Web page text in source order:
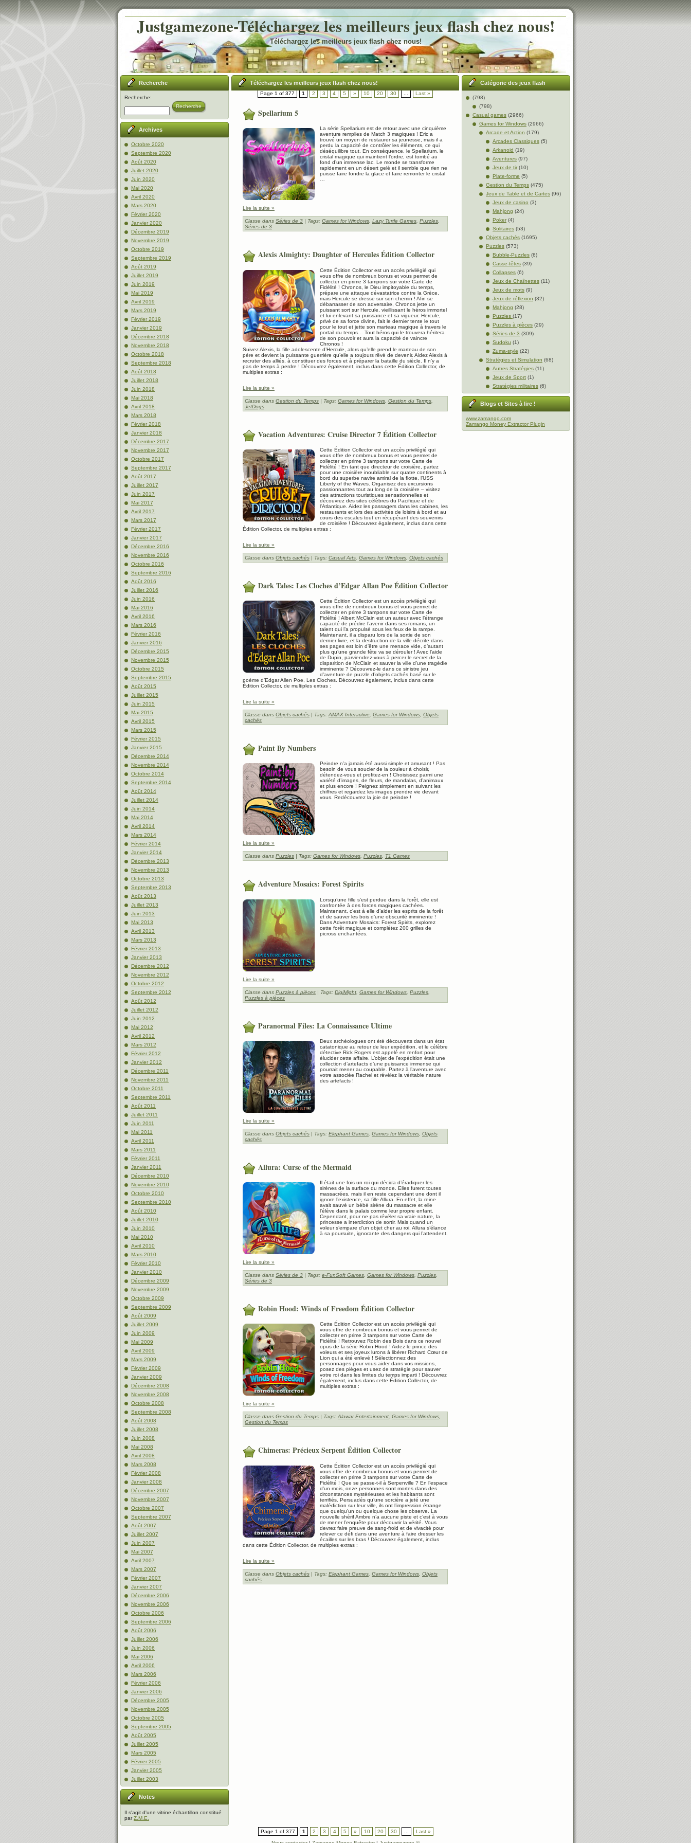
Justgamezone-Téléchargez les meilleurs jeux flash chez nous!
Téléchargez les meilleurs jeux flash chez nous!
Recherche
Recherche:
Recherche
Archives
Octobre 2020
Septembre 2020
Août 2020
Juillet 2020
Juin 2020
Mai 2020
Avril 2020
Mars 2020
Février 2020
Janvier 2020
Décembre 2019
Novembre 2019
Octobre 2019
Septembre 2019
Août 2019
Juillet 2019
Juin 2019
Mai 2019
Avril 2019
Mars 2019
Février 2019
Janvier 2019
Décembre 2018
Novembre 2018
Octobre 2018
Septembre 2018
Août 2018
Juillet 2018
Juin 2018
Mai 2018
Avril 2018
Mars 2018
Février 2018
Janvier 2018
Décembre 2017
Novembre 2017
Octobre 2017
Septembre 2017
Août 2017
Juillet 2017
Juin 2017
Mai 2017
Avril 2017
Mars 2017
Février 2017
Janvier 2017
Décembre 2016
Novembre 2016
Octobre 2016
Septembre 2016
Août 2016
Juillet 2016
Juin 2016
Mai 2016
Avril 2016
Mars 2016
Février 2016
Janvier 2016
Décembre 2015
Novembre 2015
Octobre 2015
Septembre 2015
Août 2015
Juillet 2015
Juin 2015
Mai 2015
Avril 2015
Mars 2015
Février 2015
Janvier 2015
Décembre 2014
Novembre 2014
Octobre 2014
Septembre 2014
Août 2014
Juillet 2014
Juin 2014
Mai 2014
Avril 2014
Mars 2014
Février 2014
Janvier 2014
Décembre 2013
Novembre 2013
Octobre 2013
Septembre 2013
Août 2013
Juillet 2013
Juin 2013
Mai 2013
Avril 2013
Mars 2013
Février 2013
Janvier 2013
Décembre 2012
Novembre 2012
Octobre 2012
Septembre 2012
Août 2012
Juillet 2012
Juin 2012
Mai 2012
Avril 2012
Mars 2012
Février 2012
Janvier 2012
Décembre 2011
Novembre 2011
Octobre 2011
Septembre 2011
Août 2011
Juillet 2011
Juin 2011
Mai 2011
Avril 2011
Mars 2011
Février 2011
Janvier 2011
Décembre 2010
Novembre 2010
Octobre 2010
Septembre 2010
Août 2010
Juillet 2010
Juin 2010
Mai 2010
Avril 2010
Mars 2010
Février 2010
Janvier 2010
Décembre 2009
Novembre 2009
Octobre 2009
Septembre 2009
Août 2009
Juillet 2009
Juin 2009
Mai 2009
Avril 2009
Mars 2009
Février 2009
Janvier 2009
Décembre 2008
Novembre 2008
Octobre 2008
Septembre 2008
Août 2008
Juillet 2008
Juin 2008
Mai 2008
Avril 2008
Mars 2008
Février 2008
Janvier 2008
Décembre 2007
Novembre 2007
Octobre 2007
Septembre 2007
Août 2007
Juillet 2007
Juin 2007
Mai 2007
Avril 2007
Mars 2007
Février 2007
Janvier 2007
Décembre 2006
Novembre 2006
Octobre 2006
Septembre 2006
Août 2006
Juillet 2006
Juin 2006
Mai 2006
Avril 2006
Mars 2006
Février 2006
Janvier 2006
Décembre 2005
Novembre 2005
Octobre 2005
Septembre 2005
Août 2005
Juillet 2005
Mars 2005
Février 2005
Janvier 2005
Juillet 2003
Notes
Il s'agit d'une vitrine échantillon constitué
parZ.M.E.
Téléchargez les meilleurs jeux flash chez nous!
Page 1 of 377 1 2 3 4 5 » 10 20 30 Last »
Spellarium 5
La série Spellarium est de retour avec une cinquième
aventure remplies de Match 3 magiques ! Eric a
trouvé un moyen de restaurer sa jeunesse, mais il a
perdu la capacité de contrôler les éléments, ce qui
déséquilibre tout. En conséquence, le Spellarium, le
cristal magique qui maintient l’ordre, est tombé au
fond d’un immense lac. Le monde se transforme
rapidement en un désert gelé et il semble que rien ne
puisse faire fondre la glace et faire remonter le cristal
…
Lire la suite »
Classe dans Séries de 3 | Tags: Games for Windows, Lazy Turtle Games, Puzzles,
Séries de 3
Alexis Almighty: Daughter of Hercules Édition Collector
Cette Édition Collector est un accès privilégié qui
vous offre de nombreux bonus et vous permet de
collecter en prime 3 tampons sur votre Carte de
Fidélité ! Chronos, le Dieu impitoyable du temps,
prépare une attaque dévastatrice contre la Grèce,
mais Hercule se dresse sur son chemin ! Afin se
débarrasser de son adversaire, Chronos jette un
puissant sort sur Hercule, vieillissant le héros immortel
et lui enlevant sa puissance et sa vigueur. Hercule,
privé de sa force divine, fait le dernier tente le tout
pour le tout et jette son marteau magique à travers le
portail du temps… Tout héros qui le trouvera héritera
de son pouvoir et aura la capacité de vaincre
Chronos !
Suivez Alexis, la fille adolescente d’Hercule, alors qu’elle prend le marteau de son
père et devient la puissante guerrière qu’elle a toujours rêvé de devenir. Aidez Alexis à
recruter des alliés, à constituer des forces et à préparer la bataille du siècle. Il n’y a
pas de temps à perdre ! Découvrez également, inclus dans cette Édition Collector, de
multiples extras :
Lire la suite »
Classe dans Gestion du Temps | Tags: Games for Windows Gestion du Temps
JetDogs
Vacation Adventures: Cruise Director 7 Édition Collector
Cette Édition Collector est un accès privilégié qui
vous offre de nombreux bonus et vous permet de
collecter en prime 3 tampons sur votre Carte de
Fidélité ! En tant que directeur de croisière, partez
pour une croisière inoubliable sur quatre continents à
bord du superbe navire amiral de la flotte, l’USS
Liberty of the Waves. Organisez des excursions
passionnantes tout au long de la croisière – visitez
des attractions touristiques sensationnelles et
découvrez des sites célèbres du Pacifique et de
l’Atlantique. Aidez les passagers dans les cabines, les
restaurants et lors des activités de loisirs à bord et au
cours des escales tout en récupérant des souvenirs
de croisière ! Découvrez également, inclus dans cette
Édition Collector, de multiples extras :
Lire la suite »
Classe dans Objets cachés | Tags: Casual Arts Games for Windows Objets cachés
Dark Tales: Les Cloches d’Edgar Allan Poe Édition Collector
Cette Édition Collector est un accès privilégié qui
vous offre de nombreux bonus et vous permet de
collecter en prime 3 tampons sur votre Carte de
Fidélité ! Albert McClain est un auteur avec l’étrange
capacité de prédire l’avenir dans ses romans, un
talent qui l’a propulsé sous les feux de la rampe.
Maintenant, il a disparu lors de la sortie de son
dernier livre, et la destruction de la ville décrite dans
ses pages est loin d’être une menace vide, d’autant
plus qu’une grande fête va se dérouler ! Avec l’aide
de Dupin, parviendrez-vous à percer le secret de la
disparition de McClain et sauver la ville d’une tragédie
imminente ? Découvrez-le dans ce sinistre jeu
d’aventure de puzzle d’objets cachés basé sur le
poème d’Edgar Allen Poe, Les Cloches. Découvrez également, inclus dans cette
Édition Collector, de multiples extras :
Lire la suite »
Classe dans Objets cachés | Tags: AMAX Interactive Games for Windows Objets
cachés
Paint By Numbers
Peindre n’a jamais été aussi simple et amusant ! Pas
besoin de vous soucier de la couleur à choisir,
détendez-vous et profitez-en ! Choisissez parmi une
variété d’images, de fleurs, de mandalas, d’animaux
et plus encore ! Peignez simplement en suivant les
chiffres et regardez les images prendre vie devant
vous. Redécouvrez la joie de peindre !
Lire la suite »
Classe dans Puzzles | Tags: Games for Windows, Puzzles, T1 Games
Adventure Mosaics: Forest Spirits
Lorsqu’une fille s’est perdue dans la forêt, elle est
confrontée à des forces magiques cachées.
Maintenant, c’est à elle d’aider les esprits de la forêt
et de sauver les bois d’une obscurité imminente !
Dans Adventure Mosaics: Forest Spirits, explorez
cette forêt magique et complétez 200 grilles de
picross enchantées.
Lire la suite »
Classe dans Puzzles à pièces | Tags: DigiMight Games for Windows Puzzles
Puzzles à pièces
Paranormal Files: La Connaissance Ultime
Deux archéologues ont été découverts dans un état
catatonique au retour de leur expédition, et le célèbre
détective Rick Rogers est appelé en renfort pour
élucider cette affaire. L’objet de l’expédition était une
collection d’artefacts d’une puissance immense qui
pourrait mener au coupable. Partez à l’aventure avec
votre associée Rachel et révélez la véritable nature
des artefacts !
Lire la suite »
Classe dans Objets cachés | Tags: Elephant Games Games for Windows Objets
cachés
Allura: Curse of the Mermaid
Il était une fois un roi qui décida d’éradiquer les
sirènes de la surface du monde. Elles furent toutes
massacrées, mais il en reste cependant une dont il
ignore l’existence, sa fille Allura. En effet, la reine
avait sauvé un bébé sirène du massacre et elle
l’élève dans le palais comme leur propre enfant.
Cependant, pour ne pas révéler sa vraie nature, la
princesse a interdiction de sortir. Mais quand un
voleur s’empare d’un objet cher au roi, Allura s’élance
à sa poursuite, ignorante des dangers qui l’attendent.
Lire la suite »
Classe dans Séries de 3 | Tags: e-FunSoft Games Games for Windows Puzzles
Séries de 3
Robin Hood: Winds of Freedom Édition Collector
Cette Édition Collector est un accès privilégié qui
vous offre de nombreux bonus et vous permet de
collecter en prime 3 tampons sur votre Carte de
Fidélité ! Retrouvez Robin des Bois dans ce nouvel
opus de la série Robin Hood ! Aidez le prince des
voleurs et ses joyeux lurons à libérer Richard Cœur de
Lion qui a été enlevé ! Sélectionnez des
personnages pour vous aider dans vos missions,
posez des pièges et usez de stratégie pour sauver
votre roi dans les limites du temps imparti ! Découvrez
également, inclus dans cette Édition Collector, de
multiples extras :
Lire la suite »
Classe dans Gestion du Temps | Tags:Alawar Entertainment, Games for Windows,
Gestion du Temps
Chimeras: Précieux Serpent Édition Collector
Cette Édition Collector est un accès privilégié qui
vous offre de nombreux bonus et vous permet de
collecter en prime 3 tampons sur votre Carte de
Fidélité ! Que se passe-t-il à Serpenville ? En l’espace
d’un mois, onze personnes sont mortes dans des
circonstances mystérieuses et les habitants sont
terrifiés. Persuadés qu’une sorcière a jeté une
malédiction sur leur ville, ils ont l’impression étrange
que quelqu’un ou quelque chose les observe. La
nouvelle shérif Ambre n’a aucune piste et c’est à vous
de mener l’enquête pour découvrir la vérité. Vous
devrez faire preuve de sang-froid et de vivacité pour
relever ce défi dans une aventure à faire dresser les
écailles sur les bras ! Découvrez également, inclus
dans cette Édition Collector, de multiples extras :
Lire la suite »
Classe dans Objets cachés | Tags: Elephant Games Games for Windows Objets
cachés
Catégorie des jeux flash
(798)
(798)
Casual games (2966)
Games for Windows (2966)
Arcade et Action (179)
Arcades Classiques (5)
Arkanoid (19)
Aventures (97)
Jeux de tir(10)
Plate-forme (5)
Gestion du Temps (475)
Jeux de Table et de Cartes (96)
Jeux de casino (3)
Mahjong (24)
Poker(4)
Solitaires (53)
Objets cachés (1695)
Puzzles (573)
Bubble-Puzzles (6)
Casse-têtes (39)
Collapses (6)
Jeux de Chaînettes (11)
Jeux de mots (9)
Jeux de réflexion (32)
Mahjong (28)
Puzzles (17)
Puzzles à pièces (29)
Séries de 3 (309)
Sudoku (1)
Zuma-style (22)
Stratégies et Simulation (68)
Autres Stratégies (11)
Jeux de Sport (1)
Stratégies militaires (6)
Blogs et Sites à lire !
www.zamango.com
Zamango Money Extractor Plugin
Page 1 of 377 1 2 3 4 5 » 10 20 30
Last »